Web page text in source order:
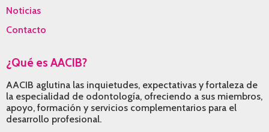
Noticias
Contacto
¿Qué es AACIB?
AACIB aglutina las inquietudes, expectativas y fortaleza de
la especialidad de odontología, ofreciendo a sus miembros,
apoyo, formación y servicios complementarios para el
desarrollo profesional.